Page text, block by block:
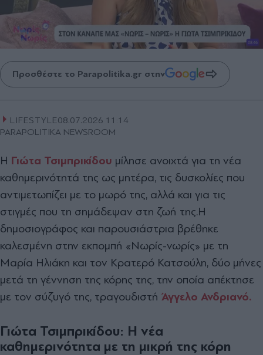
Προσθέστε το Parapolitika.gr στην
LIFESTYLE08.07.2026 11:14
PARAPOLITIKA NEWSROOM
Η Γιώτα Τσιμπρικίδου μίλησε ανοιχτά για τη νέα
καθημερινότητά της ως μητέρα, τις δυσκολίες που
αντιμετωπίζει με το μωρό της, αλλά και για τις
στιγμές που τη σημάδεψαν στη ζωή της.Η
δημοσιογράφος και παρουσιάστρια βρέθηκε
καλεσμένη στην εκπομπή «Νωρίς-νωρίς» με τη
Μαρία Ηλιάκη και τον Κρατερό Κατσούλη, δύο μήνες
μετά τη γέννηση της κόρης της, την οποία απέκτησε
με τον σύζυγό της, τραγουδιστή Άγγελο Ανδριανό.
Γιώτα Τσιμπρικίδου: Η νέα
καθημερινότητα με τη μικρή της κόρη